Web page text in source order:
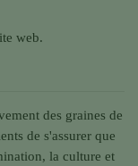
web.
des graines de
de s'assurer que
la culture et